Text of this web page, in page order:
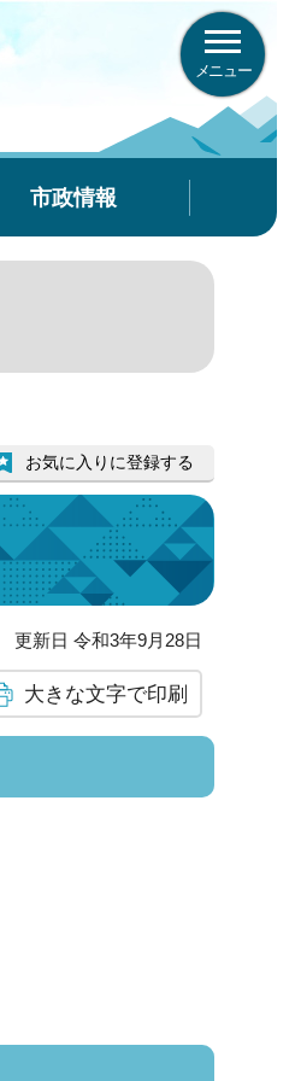
メニュー
市政情報
お気に入りに登録する
更新日 令和3年9月28日
大きな文字で印刷